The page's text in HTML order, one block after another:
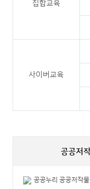
집합교육
사이버교육
공공저